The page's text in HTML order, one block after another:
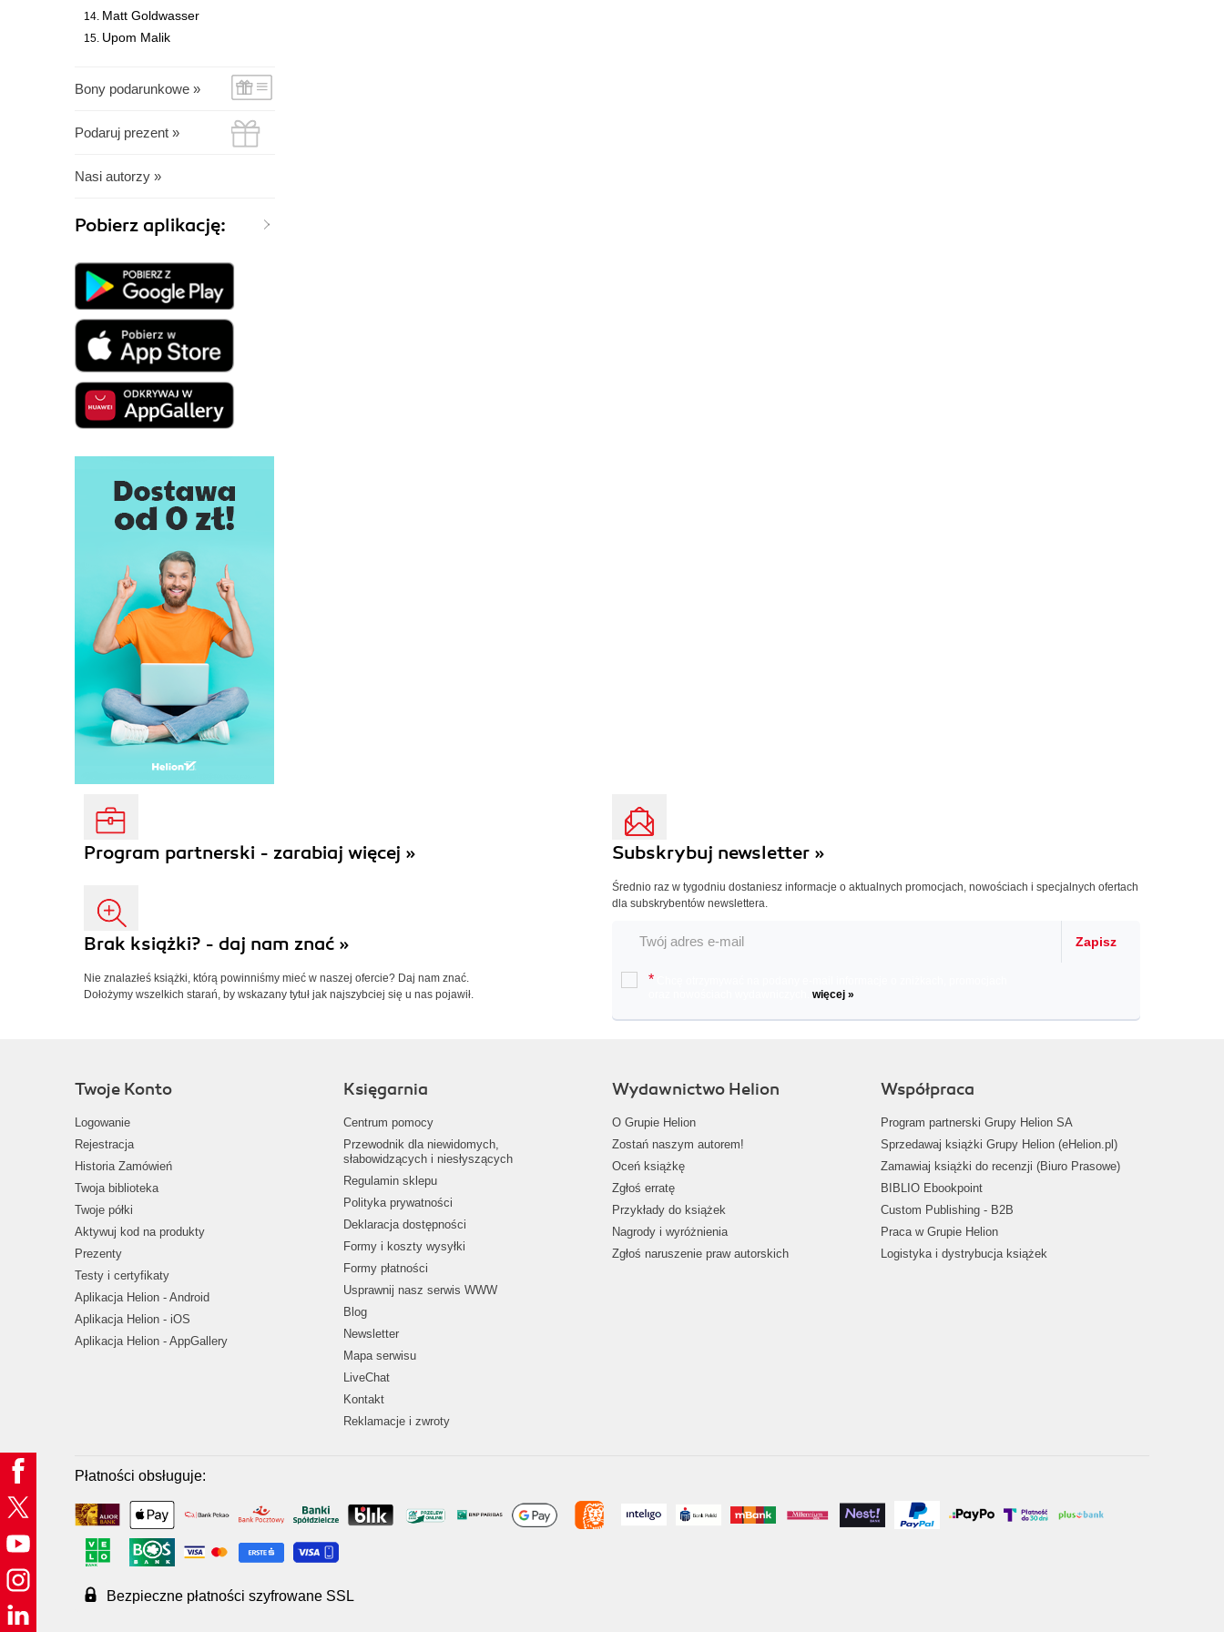
Matt Goldwasser
Upom Malik
Bony podarunkowe »
Podaruj prezent »
Nasi autorzy »
Pobierz aplikację:
Program partnerski - zarabiaj więcej »
Brak książki? - daj nam znać »
Nie znalazłeś książki, którą powinniśmy mieć w naszej ofercie? Daj nam znać.
Dołożymy wszelkich starań, by wskazany tytuł jak najszybciej się u nas pojawił.
Subskrybuj newsletter »
Średnio raz w tygodniu dostaniesz informacje o aktualnych promocjach, nowościach i specjalnych ofertach
dla subskrybentów newslettera.
Zapisz
*
więcej »
Twoje Konto
Logowanie
Rejestracja
Historia Zamówień
Twoja biblioteka
Twoje półki
Aktywuj kod na produkty
Prezenty
Testy i certyfikaty
Aplikacja Helion - Android
Aplikacja Helion - iOS
Aplikacja Helion - AppGallery
Księgarnia
Centrum pomocy
Przewodnik dla niewidomych,
słabowidzących i niesłyszących
Regulamin sklepu
Polityka prywatności
Deklaracja dostępności
Formy i koszty wysyłki
Formy płatności
Usprawnij nasz serwis WWW
Blog
Newsletter
Mapa serwisu
LiveChat
Kontakt
Reklamacje i zwroty
Wydawnictwo Helion
O Grupie Helion
Zostań naszym autorem!
Oceń książkę
Zgłoś erratę
Przykłady do książek
Nagrody i wyróżnienia
Zgłoś naruszenie praw autorskich
Współpraca
Program partnerski Grupy Helion SA
Sprzedawaj książki Grupy Helion (eHelion.pl)
Zamawiaj książki do recenzji (Biuro Prasowe)
BIBLIO Ebookpoint
Custom Publishing - B2B
Praca w Grupie Helion
Logistyka i dystrybucja książek
Płatności obsługuje:
Bezpieczne płatności szyfrowane SSL